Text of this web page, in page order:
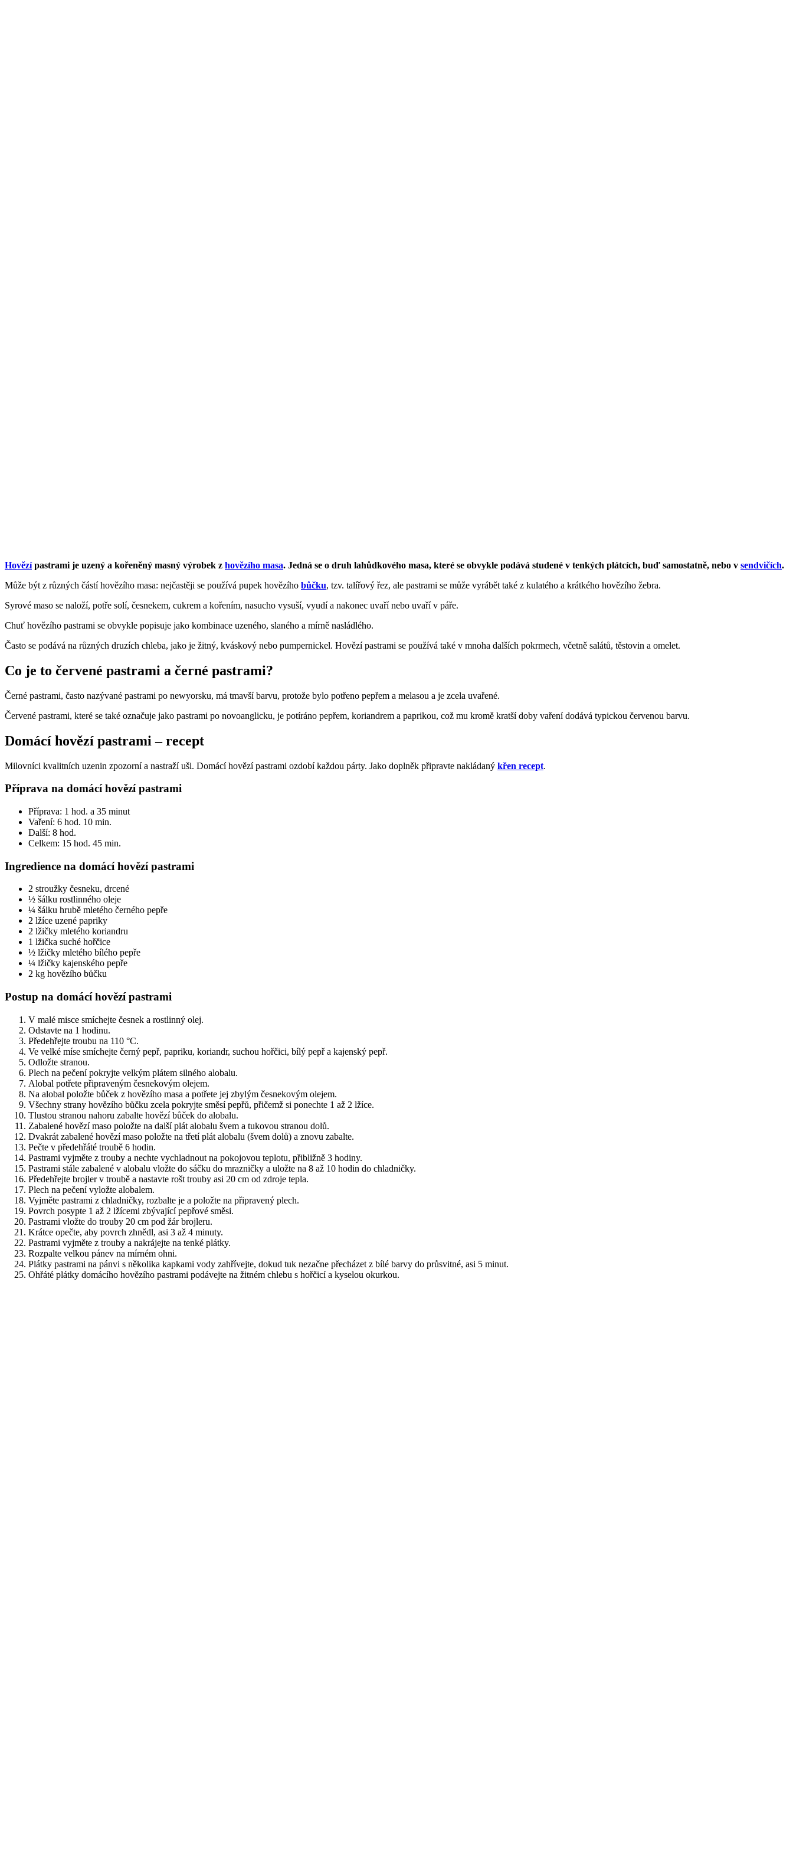
Hovězípastrami je uzený a kořeněný masný výrobek z hovězího masa. Jedná se o druh lahůdkového masa, které se obvykle podává studené v tenkých plátcích, buď samostatně, nebo v sendvičích.
Může být z různých částí hovězího masa: nejčastěji se používá pupek hovězího bůčku, tzv. talířový řez, ale pastrami se může vyrábět také z kulatého a krátkého hovězího žebra.
Syrové maso se naloží, potře solí, česnekem, cukrem a kořením, nasucho vysuší, vyudí a nakonec uvaří nebo uvaří v páře.
Chuť hovězího pastrami se obvykle popisuje jako kombinace uzeného, slaného a mírně nasládlého.
Často se podává na různých druzích chleba, jako je žitný, kváskový nebo pumpernickel. Hovězí pastrami se používá také v mnoha dalších pokrmech, včetně salátů, těstovin a omelet.
Co je to červené pastrami a černé pastrami?
Černé pastrami, často nazývané pastrami po newyorsku, má tmavší barvu, protože bylo potřeno pepřem a melasou a je zcela uvařené.
Červené pastrami, které se také označuje jako pastrami po novoanglicku, je potíráno pepřem, koriandrem a paprikou, což mu kromě kratší doby vaření dodává typickou červenou barvu.
Domácí hovězí pastrami – recept
Milovníci kvalitních uzenin zpozorní a nastraží uši. Domácí hovězí pastrami ozdobí každou párty. Jako doplněk připravte nakládaný křen recept.
Příprava na domácí hovězí pastrami
Příprava: 1 hod. a 35 minut
Vaření: 6 hod. 10 min.
Další: 8 hod.
Celkem: 15 hod. 45 min.
Ingredience na domácí hovězí pastrami
2 stroužky česneku, drcené
½ šálku rostlinného oleje
¼ šálku hrubě mletého černého pepře
2 lžíce uzené papriky
2 lžičky mletého koriandru
1 lžička suché hořčice
½ lžičky mletého bílého pepře
¼ lžičky kajenského pepře
2 kg hovězího bůčku
Postup na domácí hovězí pastrami
V malé misce smíchejte česnek a rostlinný olej.
Odstavte na 1 hodinu.
Předehřejte troubu na 110 °C.
Ve velké míse smíchejte černý pepř, papriku, koriandr, suchou hořčici, bílý pepř a kajenský pepř.
Odložte stranou.
Plech na pečení pokryjte velkým plátem silného alobalu.
Alobal potřete připraveným česnekovým olejem.
Na alobal položte bůček z hovězího masa a potřete jej zbylým česnekovým olejem.
Všechny strany hovězího bůčku zcela pokryjte směsí pepřů, přičemž si ponechte 1 až 2 lžíce.
Tlustou stranou nahoru zabalte hovězí bůček do alobalu.
Zabalené hovězí maso položte na další plát alobalu švem a tukovou stranou dolů.
Dvakrát zabalené hovězí maso položte na třetí plát alobalu (švem dolů) a znovu zabalte.
Pečte v předehřáté troubě 6 hodin.
Pastrami vyjměte z trouby a nechte vychladnout na pokojovou teplotu, přibližně 3 hodiny.
Pastrami stále zabalené v alobalu vložte do sáčku do mrazničky a uložte na 8 až 10 hodin do chladničky.
Předehřejte brojler v troubě a nastavte rošt trouby asi 20 cm od zdroje tepla.
Plech na pečení vyložte alobalem.
Vyjměte pastrami z chladničky, rozbalte je a položte na připravený plech.
Povrch posypte 1 až 2 lžícemi zbývající pepřové směsi.
Pastrami vložte do trouby 20 cm pod žár brojleru.
Krátce opečte, aby povrch zhnědl, asi 3 až 4 minuty.
Pastrami vyjměte z trouby a nakrájejte na tenké plátky.
Rozpalte velkou pánev na mírném ohni.
Plátky pastrami na pánvi s několika kapkami vody zahřívejte, dokud tuk nezačne přecházet z bílé barvy do průsvitné, asi 5 minut.
Ohřáté plátky domácího hovězího pastrami podávejte na žitném chlebu s hořčicí a kyselou okurkou.